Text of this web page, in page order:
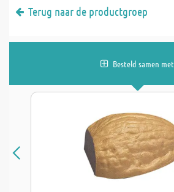
Terug naar de productgroep
Besteld samen met